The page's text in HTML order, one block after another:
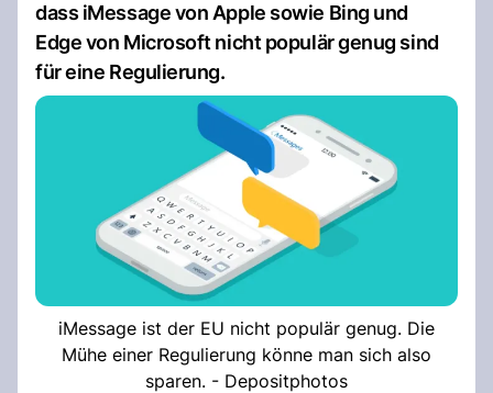
dass iMessage von Apple sowie Bing und
Edge von Microsoft nicht populär genug sind
für eine Regulierung.
iMessage ist der EU nicht populär genug. Die
Mühe einer Regulierung könne man sich also
sparen. - Depositphotos